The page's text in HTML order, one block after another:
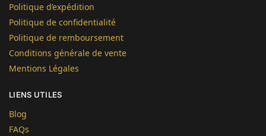
Politique d’expédition
Politique de confidentialité
Politique de remboursement
Conditions générale de vente
Mentions Légales
LIENS UTILES
Blog
FAQs